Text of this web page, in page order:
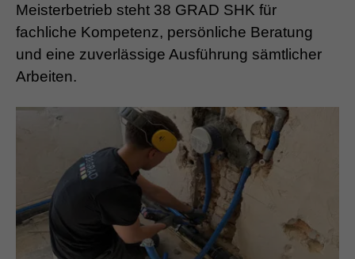
Meisterbetrieb steht 38 GRAD SHK für
fachliche Kompetenz, persönliche Beratung
und eine zuverlässige Ausführung sämtlicher
Arbeiten.